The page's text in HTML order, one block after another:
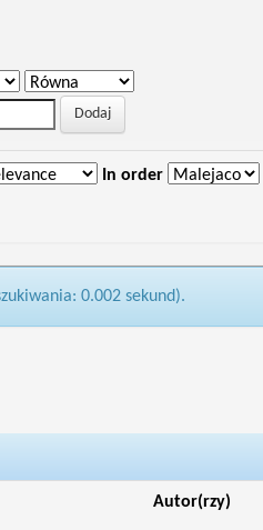
In order
0.002 sekund).
Autor(rzy)